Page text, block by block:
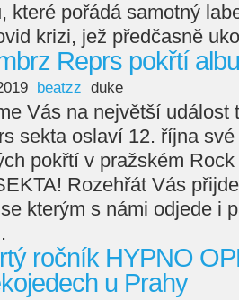
které pořádá samotný
krizi, jež předčasně
Reprs pokřtí
beatzz duke
Vás na největší událost
sekta oslaví 12. října
pokřtí v pražském
Rozehřát Vás
kterým s námi odjede i
ročník HYPNO
u Prahy